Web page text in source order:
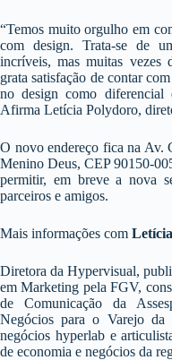
“Temos muito orgulho em
com design. Trata-se de
incríveis, mas muitas vezes
grata satisfação de contar
no design como diferencial
Afirma Letícia Polydoro,
O novo endereço fica na Av.
Menino Deus, CEP 90150-
permitir, em breve a nova
parceiros e amigos.
Mais informações com
Diretora da Hypervisual,
em Marketing pela FGV,
de Comunicação da
Negócios para o Varejo da
negócios hyperlab e
de economia e negócios da